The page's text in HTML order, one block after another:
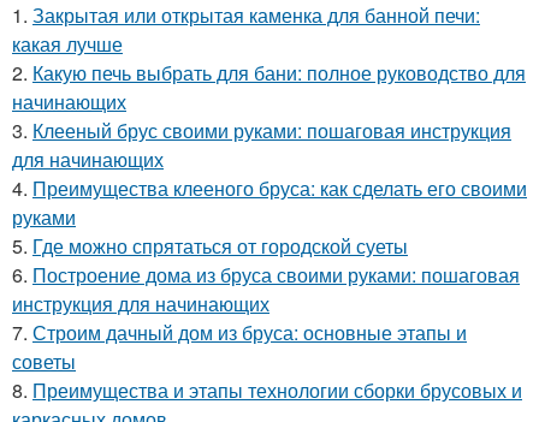
1. Закрытая или открытая каменка для банной печи:
какая лучше
2. Какую печь выбрать для бани: полное руководство для
начинающих
3. Клееный брус своими руками: пошаговая инструкция
для начинающих
4. Преимущества клееного бруса: как сделать его своими
руками
5. Где можно спрятаться от городской суеты
6. Построение дома из бруса своими руками: пошаговая
инструкция для начинающих
7. Строим дачный дом из бруса: основные этапы и
советы
8. Преимущества и этапы технологии сборки брусовых и